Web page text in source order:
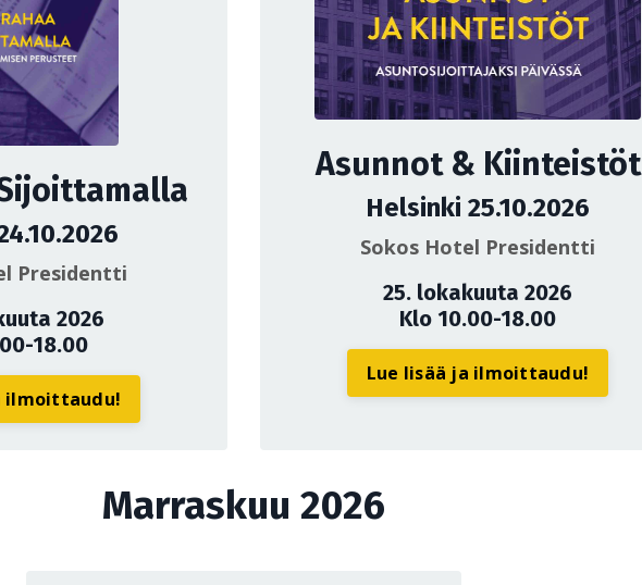
Presidentti
2026
18.00
ilmoittaudu!
Asunnot & Kiinteistöt
Helsinki 25.10.2026
Sokos Hotel Presidentti
25. lokakuuta 2026
Klo 10.00-18.00
Lue lisää ja ilmoittaudu!
Marraskuu 2026